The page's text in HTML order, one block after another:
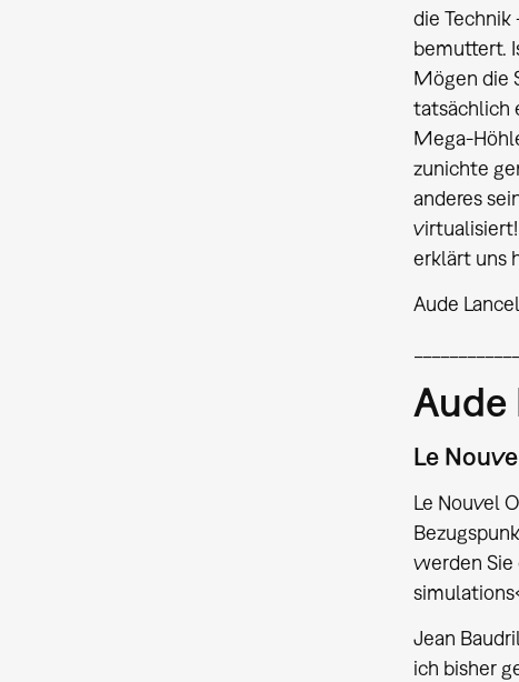
die
bemuttert.
Mögen die
tatsächlich
Mega-
zunichte
anderes
erklärt uns
Aude
Aude
Le
Le Nouvel
werden Sie
Jean
ich bisher